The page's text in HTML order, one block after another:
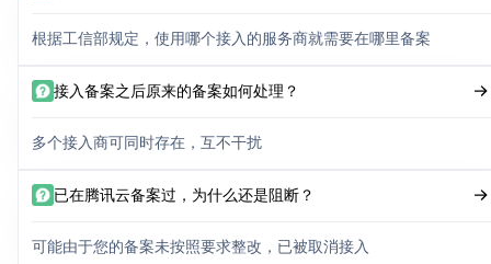
根据工信部规定，使用哪个接入的服务商就需要在哪里备案
接入备案之后原来的备案如何处理？
多个接入商可同时存在，互不干扰
已在腾讯云备案过，为什么还是阻断？
可能由于您的备案未按照要求整改，已被取消接入